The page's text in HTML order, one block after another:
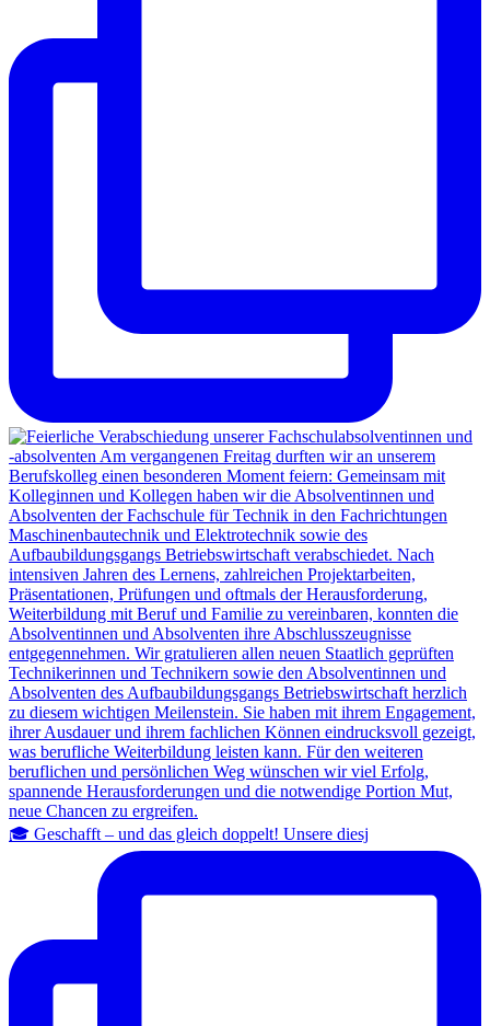
🎓 Geschafft – und das gleich doppelt! Unsere diesj